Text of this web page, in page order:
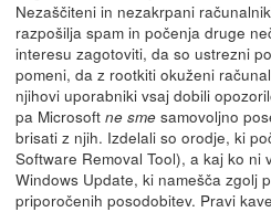
Nezaščiteni in nezakrpani
razpošilja spam in počenja druge
interesu zagotoviti, da so ustrezni
pomeni, da z rootkiti okuženi
njihovi uporabniki vsaj dobili
pa Microsoft ne smesamovoljno
brisati z njih. Izdelali so orodje, ki
Software Removal Tool), a kaj ko ni
Windows Update, ki namešča zgolj
priporočenih posodobitev. Pravi